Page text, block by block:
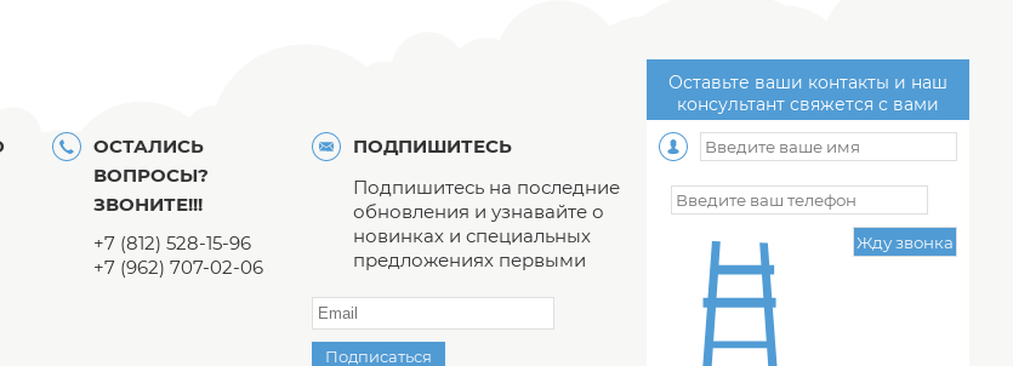
ОСТАЛИСЬ
ВОПРОСЫ?
ЗВОНИТЕ!!!
+7 (812) 528-15-96
+7 (962) 707-02-06
ПОДПИШИТЕСЬ
Подпишитесь на последние
обновления и узнавайте о
новинках и специальных
предложениях первыми
Подписаться
Оставьте ваши контакты и наш
консультант свяжется с вами